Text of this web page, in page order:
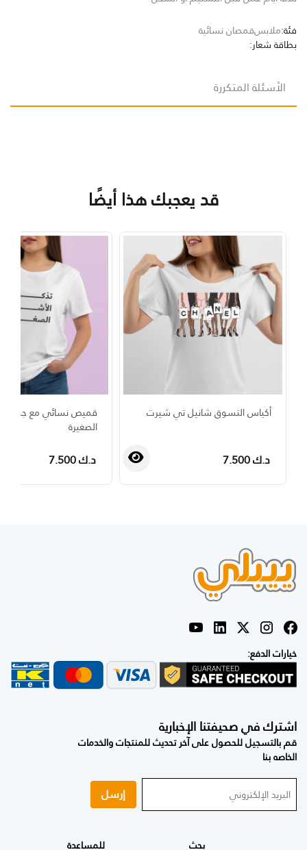
فئة:ملابسقمصان نسائية
بطاقة شعار:
الأسئلة المتكررة
قد يعجبك هذا أيضًا
أكياس التسوق شانيل تي شيرت
د.ك 7.500
قميص نسائي مع جملة
الصغيرة
د.ك 7.500
خيارات الدفع:
اشترك في صحيفتنا الإخبارية
قم بالتسجيل للحصول على آخر تحديث للمنتجات والخدمات
الخاصه بنا
إرسل
بحث للمساعدة